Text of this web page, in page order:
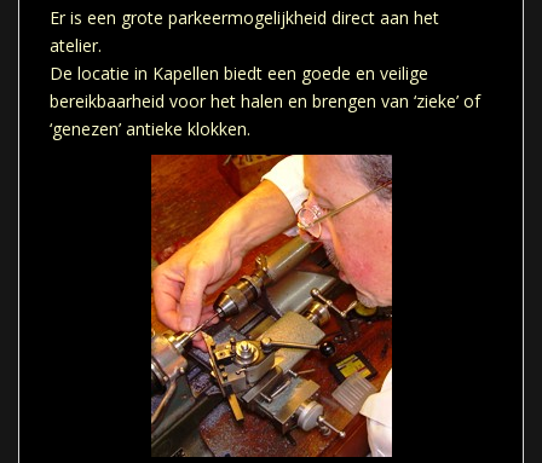
Er is een grote parkeermogelijkheid direct aan het
atelier.
De locatie in Kapellen biedt een goede en veilige
bereikbaarheid voor het halen en brengen van ‘zieke’ of
‘genezen’ antieke klokken.